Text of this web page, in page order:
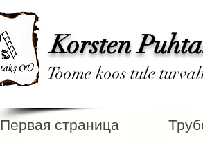
Korsten
Toome koos tule
Первая страница